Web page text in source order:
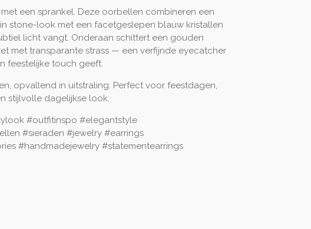
met een sprankel. Deze oorbellen combineren een
stone-look met een facetgeslepen blauw kristallen
licht vangt. Onderaan schittert een gouden
met transparante strass — een verfijnde eyecatcher
feestelijke touch geeft.
opvallend in uitstraling. Perfect voor feestdagen,
stijlvolle dagelijkse look.
#outfitinspo #elegantstyle
#sieraden #jewelry #earrings
#handmadejewelry #statementearrings